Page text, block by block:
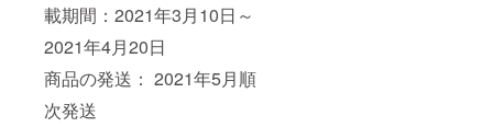
載期間：2021年3月10日～
2021年4月20日
商品の発送： 2021年5月順
次発送